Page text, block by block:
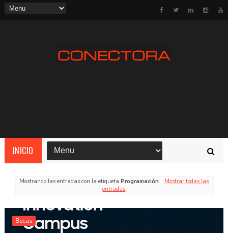
INICIO
Mostrando las entradas con la etiquetaProgramación.
Mostrar todas las
entradas
Becas